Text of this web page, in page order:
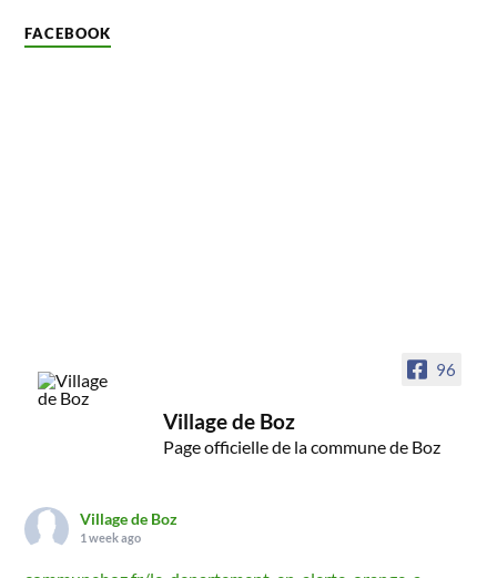
FACEBOOK
96
Village de Boz
Page officielle de la commune de Boz
Village de Boz
1 week ago